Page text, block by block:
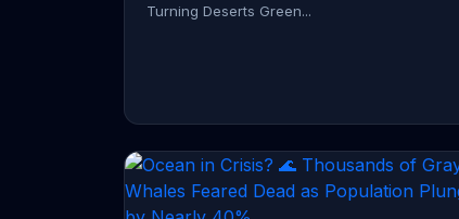
Turning Deserts Green...